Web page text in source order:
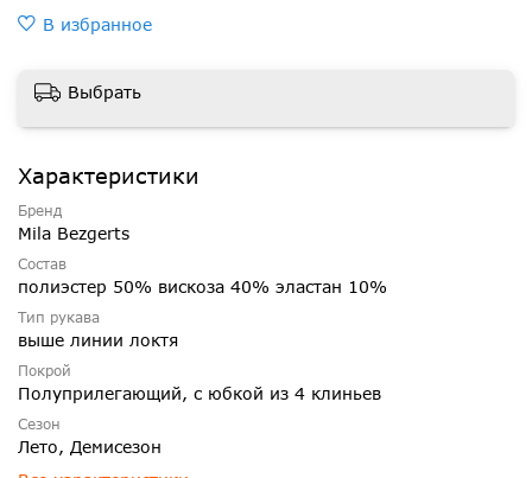
В избранное
Выбрать
Характеристики
Бренд
Mila Bezgerts
Состав
полиэстер 50% вискоза 40% эластан 10%
Тип рукава
выше линии локтя
Покрой
Полуприлегающий, с юбкой из 4 клиньев
Сезон
Лето, Демисезон